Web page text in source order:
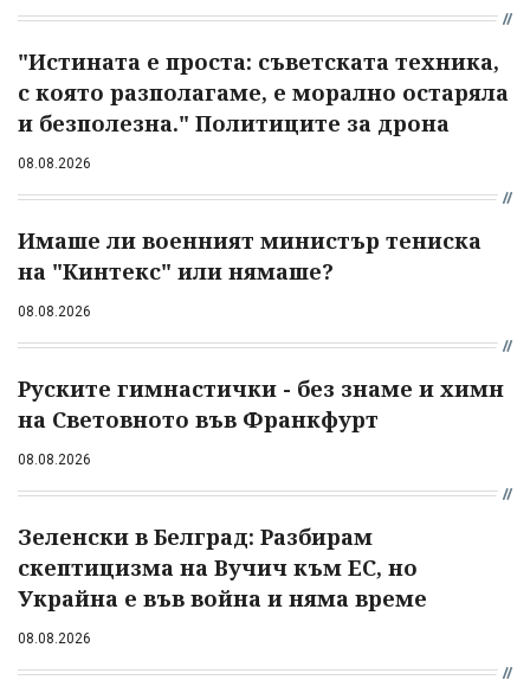
"Истината е проста: съветската техника,
с която разполагаме, е морално остаряла
и безполезна." Политиците за дрона
08.08.2026
Имаше ли военният министър тениска
на "Кинтекс" или нямаше?
08.08.2026
Руските гимнастички - без знаме и химн
на Световното във Франкфурт
08.08.2026
Зеленски в Белград: Разбирам
скептицизма на Вучич към ЕС, но
Украйна е във война и няма време
08.08.2026